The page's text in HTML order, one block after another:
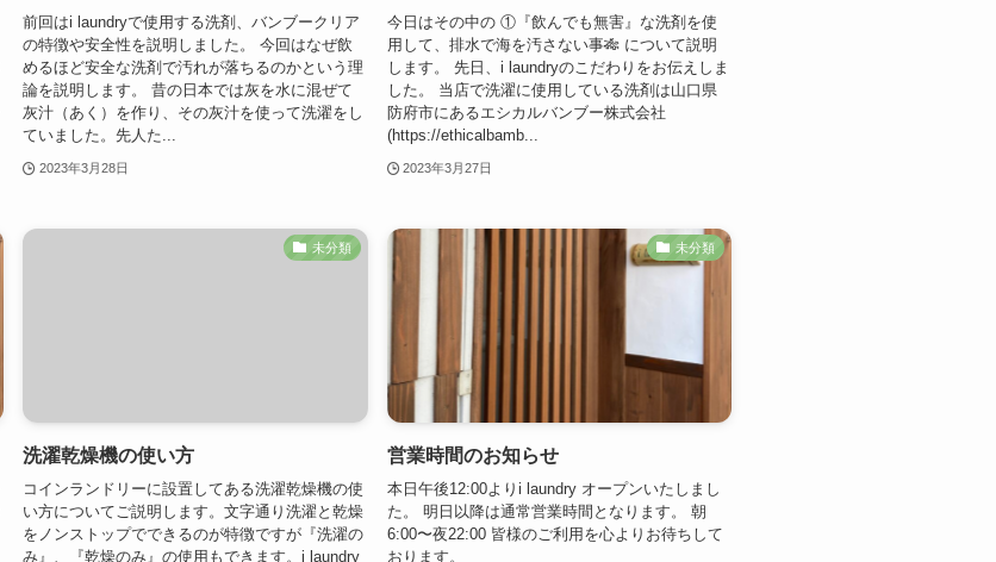
前回はi laundryで使用する洗剤、バンブークリア
の特徴や安全性を説明しました。 今回はなぜ飲
めるほど安全な洗剤で汚れが落ちるのかという理
論を説明します。 昔の日本では灰を水に混ぜて
灰汁（あく）を作り、その灰汁を使って洗濯をし
ていました。先人た...
2023年3月28日
今日はその中の ①『飲んでも無害』な洗剤を使
用して、排水で海を汚さない事🎋 について説明
します。 先日、i laundryのこだわりをお伝えしま
した。 当店で洗濯に使用している洗剤は山口県
防府市にあるエシカルバンブー株式会社
(https://ethicalbamb...
2023年3月27日
未分類
洗濯乾燥機の使い方
コインランドリーに設置してある洗濯乾燥機の使
い方についてご説明します。文字通り洗濯と乾燥
をノンストップでできるのが特徴ですが『洗濯の
み』、『乾燥のみ』の使用もできます。i laundry
未分類
営業時間のお知らせ
本日午後12:00よりi laundry オープンいたしまし
た。 明日以降は通常営業時間となります。 朝
6:00〜夜22:00 皆様のご利用を心よりお待ちして
おります。